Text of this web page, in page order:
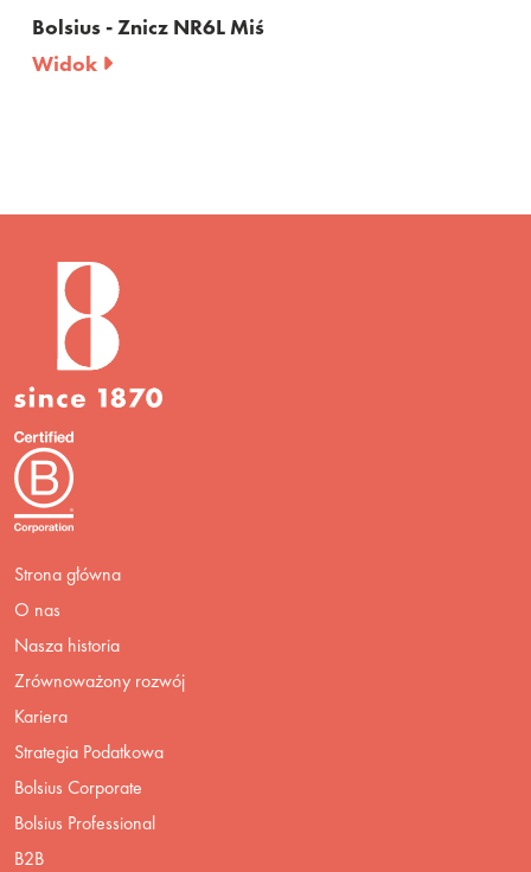
Bolsius - Znicz NR6L Miś
Widok
Strona główna
O nas
Nasza historia
Zrównoważony rozwój
Kariera
Strategia Podatkowa
Bolsius Corporate
Bolsius Professional
B2B